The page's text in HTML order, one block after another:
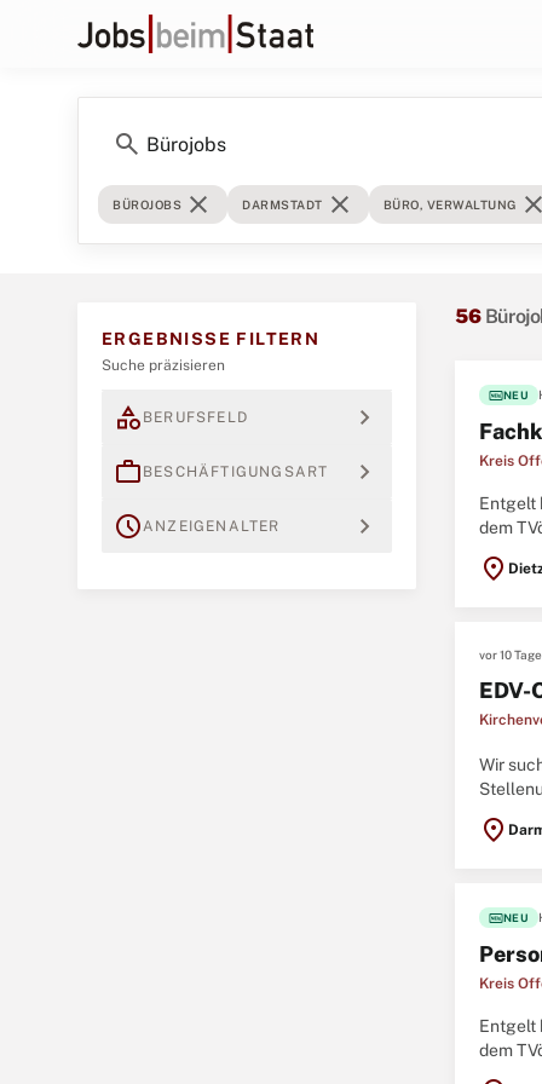
search
BÜROJOBS close DARMSTADT close BÜRO, VERWALTUNG close
ERGEBNISSE FILTERN
Suche präzisieren
category BERUFSFELD expand_more
work BESCHÄFTIGUNGSART expand_more
scheduleANZEIGENALTER expand_more
56
fiber_newNEU
Kreis
Entgelt
dem
location_on
vor 10
EDV-
Wir
location_on
fiber_newNEU
Kreis
Entgelt
dem